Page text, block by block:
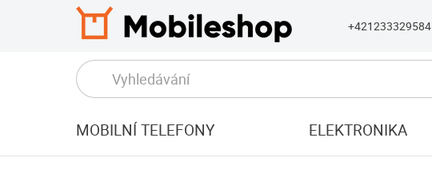
+421233329584
MOBILNÍ TELEFONY ELEKTRONIKA